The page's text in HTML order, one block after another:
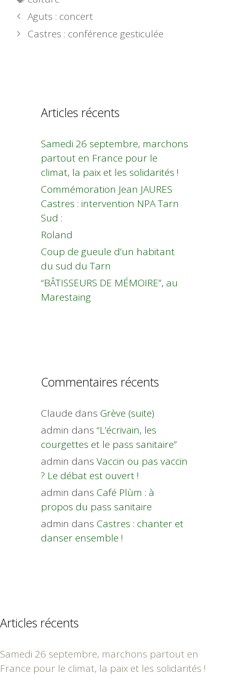
Aguts : concert
Castres : conférence gesticulée
Articles récents
Samedi 26 septembre, marchons
partout en France pour le
climat, la paix et les solidarités !
Commémoration Jean JAURES
Castres : intervention NPA Tarn
Sud :
Roland
Coup de gueule d’un habitant
du sud du Tarn
“BÂTISSEURS DE MÉMOIRE”, au
Marestaing
Commentaires récents
Claude dans Grève (suite)
admin dans “L’écrivain, les
courgettes et le pass sanitaire”
admin dans Vaccin ou pas vaccin
? Le débat est ouvert !
admin dans Café Plùm : à
propos du pass sanitaire
admin dans Castres : chanter et
danser ensemble !
Articles récents
Samedi 26 septembre, marchons partout en
France pour le climat, la paix et les solidarités !